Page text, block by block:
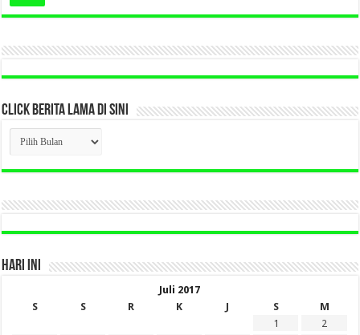
CLICK BERITA LAMA DI SINI
CLICK
BERITA
LAMA
DI
HARI INI
Juli 2017
S
S R K J S
M
1
2